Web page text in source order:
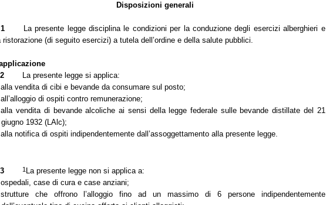
Disposizioni generali
La presente legge disciplina le condizioni per la conduzione degli esercizi alberghieri e
ristorazione (di seguito esercizi) a tutela dell’ordine e della salute pubblici.
La presente legge si applica:
alla vendita di cibi e bevande da consumare sul posto;
all’alloggio di ospiti contro remunerazione;
alla vendita di bevande alcoliche ai sensi della legge federale sulle bevande distillate del 21
giugno 1932 (LAlc);
alla notifica di ospiti indipendentemente dall’assoggettamento alla presente legge.
1 La presente legge non si applica a:
ospedali, case di cura e case anziani;
strutture che offrono l’alloggio fino ad un massimo di 6 persone indipendentemente